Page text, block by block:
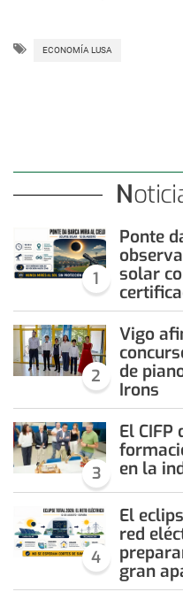
ECONOMÍA LUSA
1
Ponte
solar
2
Vigo
de
Irons
3
El CIFP
en la
4
El
red
gran